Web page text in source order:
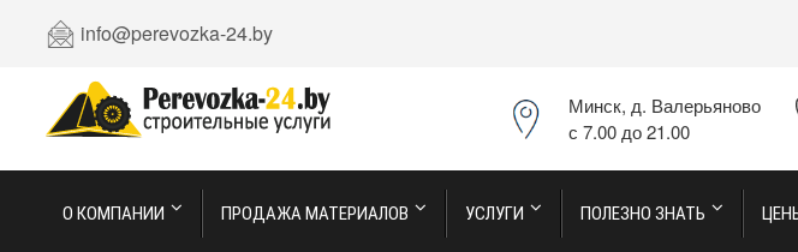
info@perevozka-24.by
Минск, д. Валерьяново
с 7.00 до 21.00
О КОМПАНИИ ПРОДАЖА МАТЕРИАЛОВ УСЛУГИ ПОЛЕЗНО ЗНАТЬ